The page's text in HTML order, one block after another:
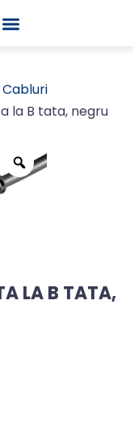
Cabluri
la B tata, negru
LA B TATA,